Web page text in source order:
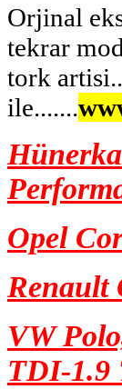
Orjinal
tekrar
tork
ile.......
Opel
Renault
VW
TDI-1.9